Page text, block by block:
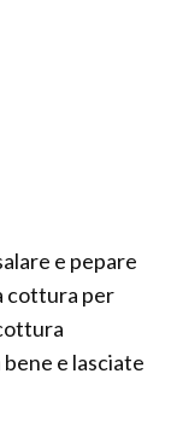
e pepare
cottura per
e lasciate